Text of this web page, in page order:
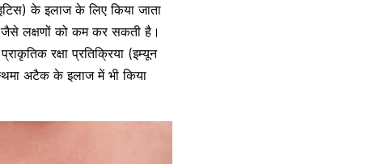
के इलाज के लिए किया जाता
जैसे लक्षणों को कम कर सकती है।
रक्षा प्रतिक्रिया (इम्यून
अटैक के इलाज में भी किया